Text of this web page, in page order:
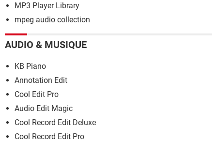
MP3 Player Library
mpeg audio collection
AUDIO & MUSIQUE
KB Piano
Annotation Edit
Cool Edit Pro
Audio Edit Magic
Cool Record Edit Deluxe
Cool Record Edit Pro